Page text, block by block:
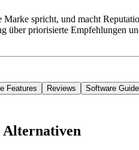
Marke spricht, und macht
über priorisierte Empfehlungen
Features Reviews Software Guide
Alternativen